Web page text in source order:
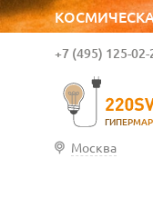
+7 (495) 125-02-
Москва